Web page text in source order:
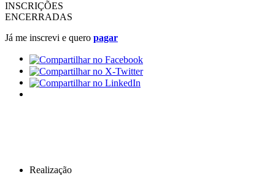
INSCRIÇÕES
ENCERRADAS
Já me inscrevi e quero pagar
Realização